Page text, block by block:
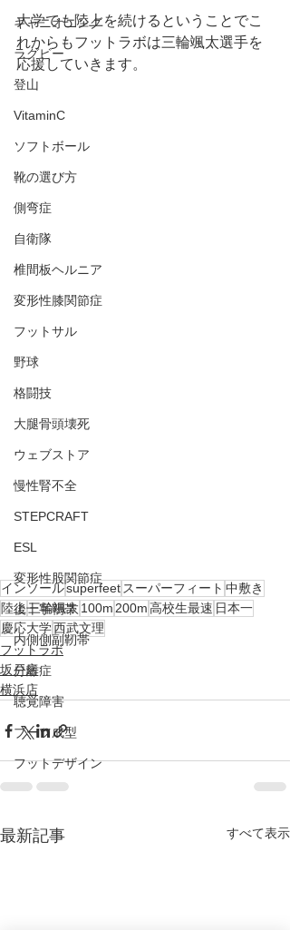
キャニオニング
ラグビー
登山
VitaminC
ソフトボール
靴の選び方
側弯症
自衛隊
椎間板ヘルニア
変形性膝関節症
フットサル
野球
格闘技
大腿骨頭壊死
ウェブストア
慢性腎不全
STEPCRAFT
ESL
変形性股関節症
後十字靭帯
内側側副靭帯
分離症
聴覚障害
ブーツ成型
フットデザイン
大学でも陸上を続けるということでこ
れからもフットラボは三輪颯太選手を
応援していきます。
インソールsuperfeet スーパーフィート 中敷き
陸上三輪颯太 100m 200m高校生最速 日本一
慶応大学西武文理
フットラボ
坂戸店
横浜店
最新記事 すべて表示